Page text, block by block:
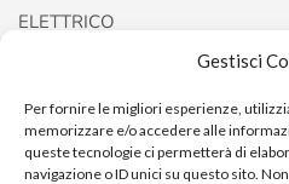
Gestisci
Per fornire le migliori esperienze,
memorizzare e/o accedere alle
queste tecnologie ci permetterà di
navigazione o ID unici su questo sito.
ELETTRICO
FORCELLE E AMMORTIZZATORI